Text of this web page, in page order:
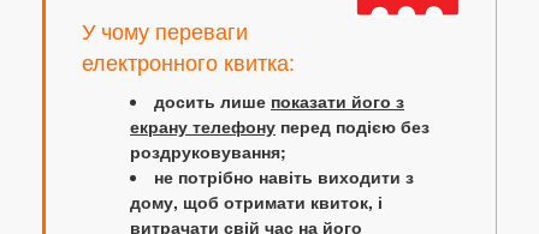
У чому переваги
електронного квитка:
досить лише показати його з
екрану телефону перед подією без
роздруковування;
не потрібно навіть виходити з
дому, щоб отримати квиток, і
витрачати свій час на його